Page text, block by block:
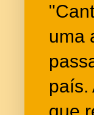
uma
país.
que